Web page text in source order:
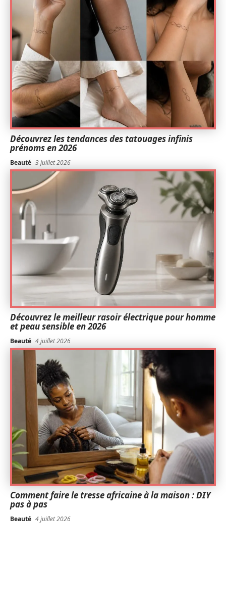
Découvrez les tendances des tatouages infinis
prénoms en 2026
Beauté 3 juillet 2026
Découvrez le meilleur rasoir électrique pour homme
et peau sensible en 2026
Beauté 4 juillet 2026
Comment faire le tresse africaine à la maison : DIY
pas à pas
Beauté 4 juillet 2026